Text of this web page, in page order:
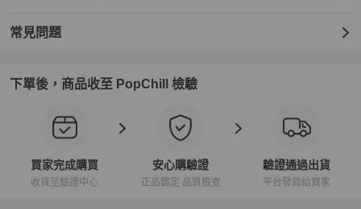
常見問題
下單後，商品收至 PopChill 檢驗
買家完成購買
收貨至驗證中心
安心購驗證
正品鑑定 品質檢查
驗證通過出貨
平台發貨給買家